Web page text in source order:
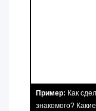
Пример: Как
знакомого?